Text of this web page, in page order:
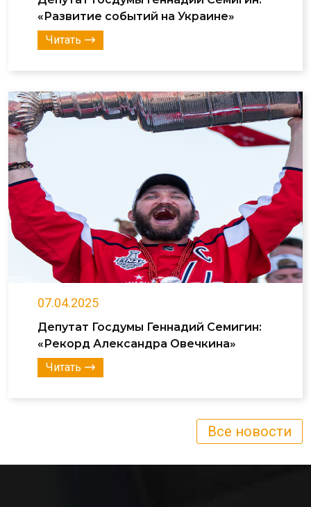
«Развитие событий на Украине»
Читать
07.04.2025
Депутат Госдумы Геннадий Семигин:
«Рекорд Александра Овечкина»
Читать
Все новости